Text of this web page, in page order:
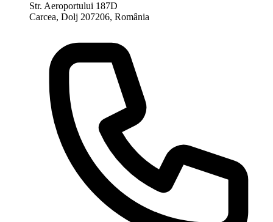
Str. Aeroportului 187D
Carcea, Dolj 207206, România